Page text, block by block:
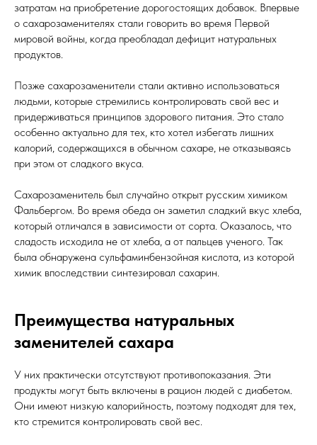
затратам на приобретение дорогостоящих добавок. Впервые
о сахарозаменителях стали говорить во время Первой
мировой войны, когда преобладал дефицит натуральных
продуктов.
Позже сахарозаменители стали активно использоваться
людьми, которые стремились контролировать свой вес и
придерживаться принципов здорового питания. Это стало
особенно актуально для тех, кто хотел избегать лишних
калорий, содержащихся в обычном сахаре, не отказываясь
при этом от сладкого вкуса.
Сахарозаменитель был случайно открыт русским химиком
Фальбергом. Во время обеда он заметил сладкий вкус хлеба,
который отличался в зависимости от сорта. Оказалось, что
сладость исходила не от хлеба, а от пальцев ученого. Так
была обнаружена сульфаминбензойная кислота, из которой
химик впоследствии синтезировал сахарин.
Преимущества натуральных
заменителей сахара
У них практически отсутствуют противопоказания. Эти
продукты могут быть включены в рацион людей с диабетом.
Они имеют низкую калорийность, поэтому подходят для тех,
кто стремится контролировать свой вес.